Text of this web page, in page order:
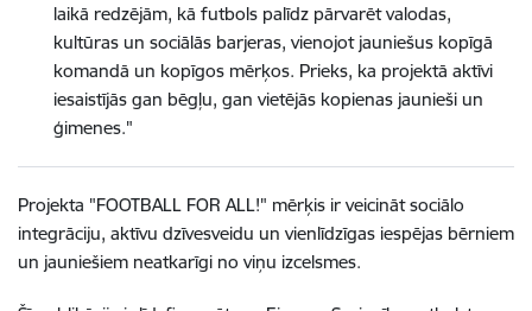
laikā redzējām, kā futbols palīdz pārvarēt valodas,
kultūras un sociālās barjeras, vienojot jauniešus kopīgā
komandā un kopīgos mērķos. Prieks, ka projektā aktīvi
iesaistījās gan bēgļu, gan vietējās kopienas jaunieši un
ģimenes."
Projekta "FOOTBALL FOR ALL!" mērķis ir veicināt sociālo
integrāciju, aktīvu dzīvesveidu un vienlīdzīgas iespējas bērniem
un jauniešiem neatkarīgi no viņu izcelsmes.